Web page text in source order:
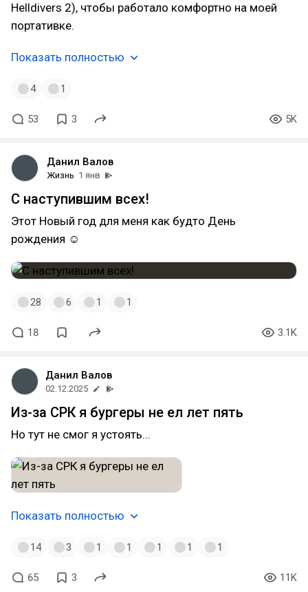
Helldivers 2), чтобы работало комфортно на моей
портативке.
Показать полностью
4 1
53 3 5K
Данил Валов
Жизнь 1 янв
С наступившим всех!
Этот Новый год для меня как будто День
рождения ☺
28 6 1 1
18 3.1K
Данил Валов
02.12.2025
Из-за СРК я бургеры не ел лет пять
Но тут не смог я устоять...
Показать полностью
14 3 1 1 1 1 1
65 3 11K